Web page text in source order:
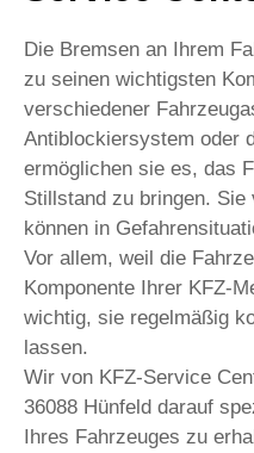
Die Bremsen an Ihrem
zu seinen wichtigsten
verschiedener
Antiblockiersystem oder
ermöglichen sie es, das
Stillstand zu bringen. Sie
können in
Vor allem, weil die
Komponente Ihrer KFZ-
wichtig, sie regelmäßig
lassen.
Wir von KFZ-Service
36088 Hünfeld darauf
Ihres Fahrzeuges zu